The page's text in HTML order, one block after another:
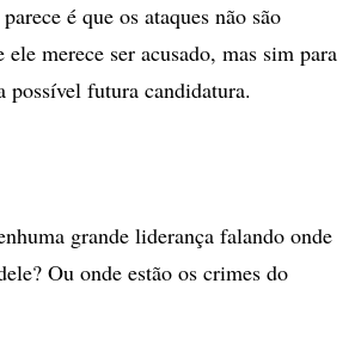
é que os ataques não são
merece ser acusado, mas sim para
possível futura candidatura.
grande liderança falando onde
Ou onde estão os crimes do